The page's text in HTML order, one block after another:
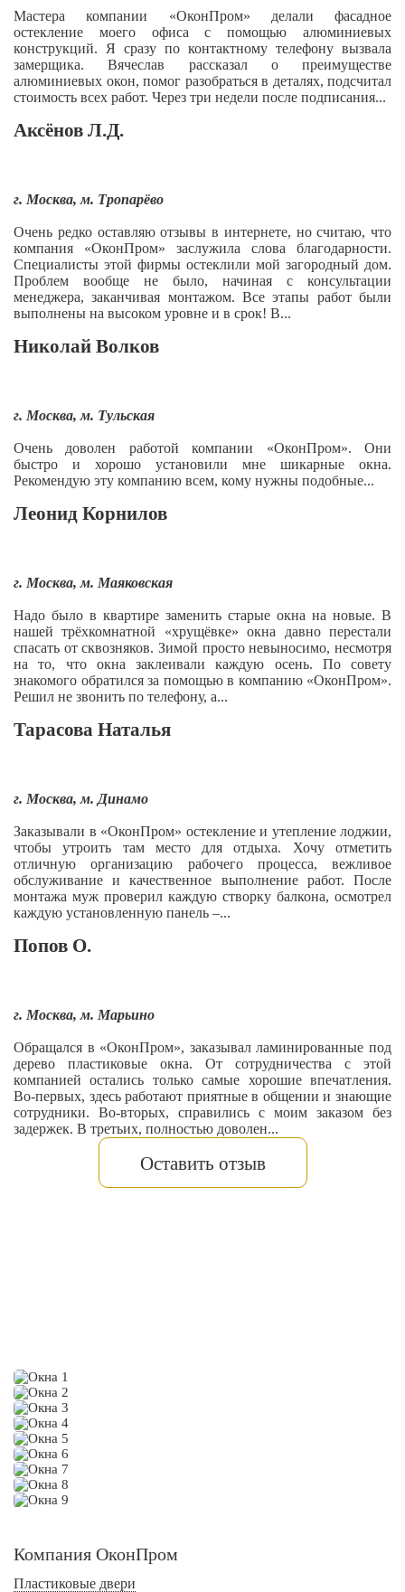
Мастера компании «ОконПром» делали фасадное
остекление моего офиса с помощью алюминиевых
конструкций. Я сразу по контактному телефону вызвала
замерщика. Вячеслав рассказал о преимуществе
алюминиевых окон, помог разобраться в деталях, подсчитал
стоимость всех работ. Через три недели после подписания...
Аксёнов Л.Д.
г. Москва, м. Тропарёво
Очень редко оставляю отзывы в интернете, но считаю, что
компания «ОконПром» заслужила слова благодарности.
Специалисты этой фирмы остеклили мой загородный дом.
Проблем вообще не было, начиная с консультации
менеджера, заканчивая монтажом. Все этапы работ были
выполнены на высоком уровне и в срок! В...
Николай Волков
г. Москва, м. Тульская
Очень доволен работой компании «ОконПром». Они
быстро и хорошо установили мне шикарные окна.
Рекомендую эту компанию всем, кому нужны подобные...
Леонид Корнилов
г. Москва, м. Маяковская
Надо было в квартире заменить старые окна на новые. В
нашей трёхкомнатной «хрущёвке» окна давно перестали
спасать от сквозняков. Зимой просто невыносимо, несмотря
на то, что окна заклеивали каждую осень. По совету
знакомого обратился за помощью в компанию «ОконПром».
Решил не звонить по телефону, а...
Тарасова Наталья
г. Москва, м. Динамо
Заказывали в «ОконПром» остекление и утепление лоджии,
чтобы утроить там место для отдыха. Хочу отметить
отличную организацию рабочего процесса, вежливое
обслуживание и качественное выполнение работ. После
монтажа муж проверил каждую створку балкона, осмотрел
каждую установленную панель –...
Попов О.
г. Москва, м. Марьино
Обращался в «ОконПром», заказывал ламинированные под
дерево пластиковые окна. От сотрудничества с этой
компанией остались только самые хорошие впечатления.
Во-первых, здесь работают приятные в общении и знающие
сотрудники. Во-вторых, справились с моим заказом без
задержек. В третьих, полностью доволен...
Оставить отзыв
Компания ОконПром
Пластиковые двери